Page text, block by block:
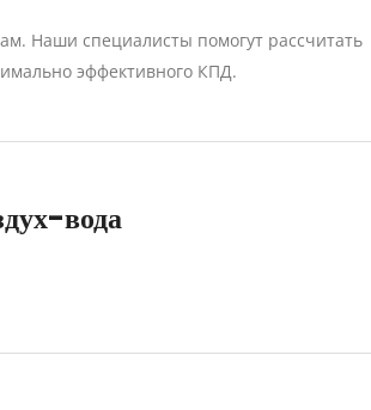
Наши специалисты помогут рассчитать
эффективного КПД.
вода